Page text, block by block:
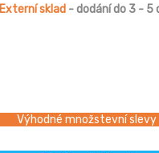
Externí sklad - dodání do 3 - 5
Výhodné množstevní slevy